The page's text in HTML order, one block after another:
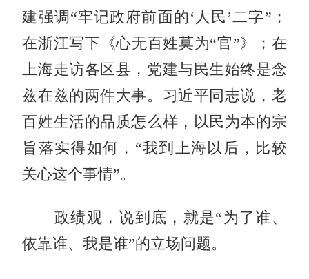
建强调“牢记政府前面的‘人民’二字”；
在浙江写下《心无百姓莫为“官”》；在
上海走访各区县，党建与民生始终是念
兹在兹的两件大事。习近平同志说，老
百姓生活的品质怎么样，以民为本的宗
旨落实得如何，“我到上海以后，比较
关心这个事情”。
政绩观，说到底，就是“为了谁、
依靠谁、我是谁”的立场问题。